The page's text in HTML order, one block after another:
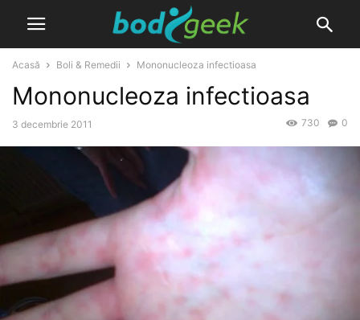
Acasă Boli & Remedii Mononucleoza infectioasa
Mononucleoza infectioasa
3 decembrie 2011 0
730